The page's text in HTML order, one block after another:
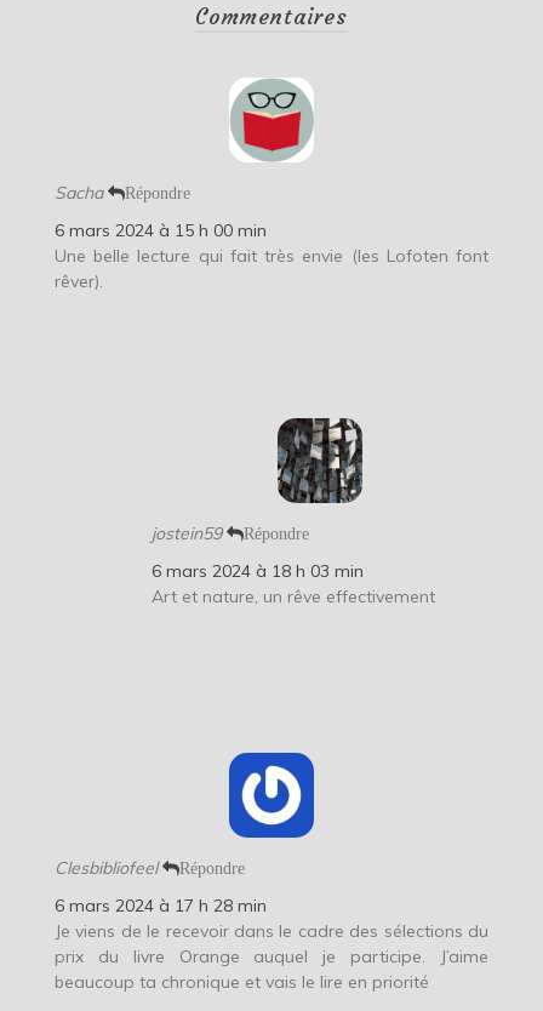
Commentaires
Sacha Répondre
6 mars 2024 à 15 h 00 min
Une belle lecture qui fait très envie (les Lofoten font
rêver).
jostein59 Répondre
6 mars 2024 à 18 h 03 min
Art et nature, un rêve effectivement
Clesbibliofeel Répondre
6 mars 2024 à 17 h 28 min
Je viens de le recevoir dans le cadre des sélections du
prix du livre Orange auquel je participe. J’aime
beaucoup ta chronique et vais le lire en priorité